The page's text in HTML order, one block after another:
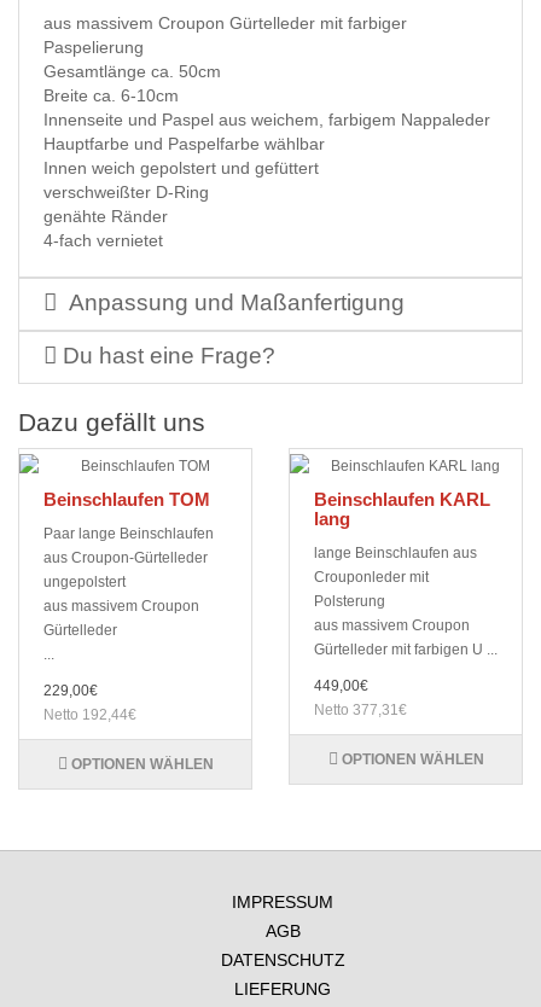
aus massivem Croupon Gürtelleder mit farbiger
Paspelierung
Gesamtlänge ca. 50cm
Breite ca. 6-10cm
Innenseite und Paspel aus weichem, farbigem Nappaleder
Hauptfarbe und Paspelfarbe wählbar
Innen weich gepolstert und gefüttert
verschweißter D-Ring
genähte Ränder
4-fach vernietet
Anpassung und Maßanfertigung
Du hast eine Frage?
Dazu gefällt uns
Beinschlaufen TOM
Paar lange Beinschlaufen
aus Croupon-Gürtelleder
ungepolstert
aus massivem Croupon
Gürtelleder
...
229,00€
Netto 192,44€
OPTIONEN WÄHLEN
Beinschlaufen KARL
lang
lange Beinschlaufen aus
Crouponleder mit
Polsterung
aus massivem Croupon
Gürtelleder mit farbigen U ...
449,00€
Netto 377,31€
OPTIONEN WÄHLEN
IMPRESSUM
AGB
DATENSCHUTZ
LIEFERUNG